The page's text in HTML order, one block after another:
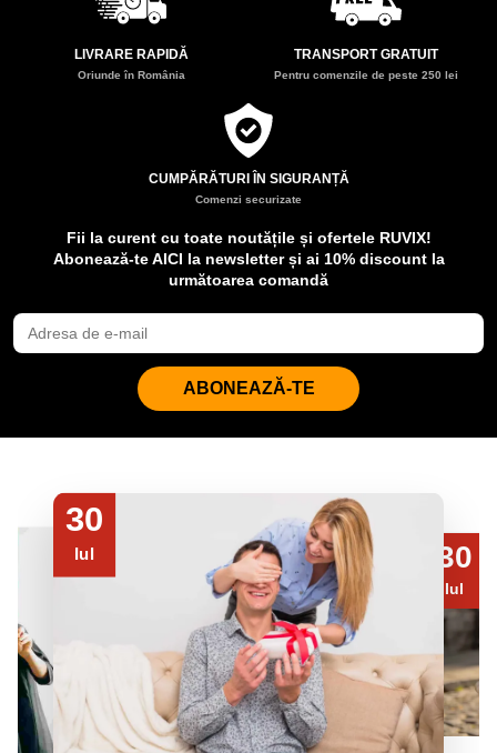
LIVRARE RAPIDĂ
Oriunde în România
TRANSPORT GRATUIT
Pentru comenzile de peste 250 lei
CUMPĂRĂTURI ÎN SIGURANȚĂ
Comenzi securizate
Fii la curent cu toate noutățile și ofertele RUVIX!
Abonează-te AICI la newsletter și ai 10% discount la
următoarea comandă
ABONEAZĂ-TE
30
Iul 30
Iul